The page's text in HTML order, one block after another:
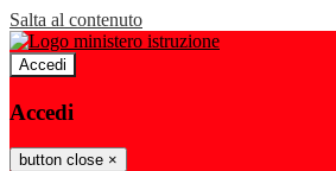
Salta al contenuto
Accedi
Accedi
button close ×